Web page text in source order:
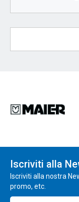
Iscriviti alla
Iscriviti alla nostra
promo, etc.